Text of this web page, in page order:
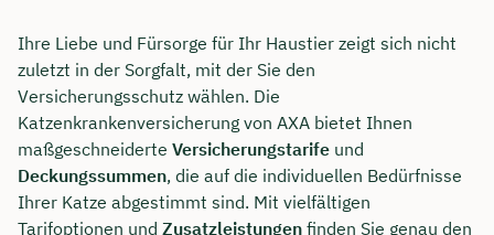
Ihre Liebe und Fürsorge für Ihr Haustier zeigt sich nicht
zuletzt in der Sorgfalt, mit der Sie den
Versicherungsschutz wählen. Die
Katzenkrankenversicherung von AXA bietet Ihnen
maßgeschneiderte Versicherungstarife und
Deckungssummen, die auf die individuellen Bedürfnisse
Ihrer Katze abgestimmt sind. Mit vielfältigen
Tarifoptionen und Zusatzleistungen finden Sie genau den